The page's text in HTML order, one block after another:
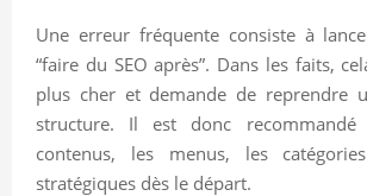
Une erreur fréquente consiste à
“faire du SEO après”. Dans les faits,
plus cher et demande de reprendre
structure. Il est donc
contenus, les menus, les
stratégiques dès le départ.